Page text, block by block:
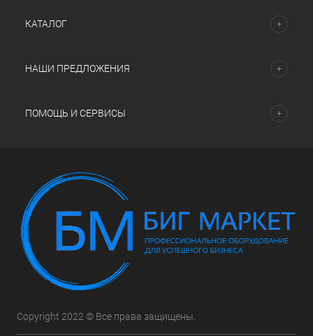
КАТАЛОГ
НАШИ ПРЕДЛОЖЕНИЯ
ПОМОЩЬ И СЕРВИСЫ
Copyright 2022 © Все права защищены.